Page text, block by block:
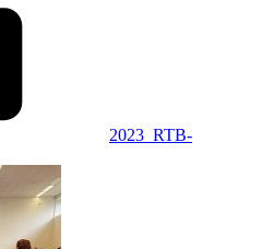
2023_RTB-